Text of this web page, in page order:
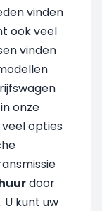
vinden
ook veel
vinden
onze
opties
door
kunt uw